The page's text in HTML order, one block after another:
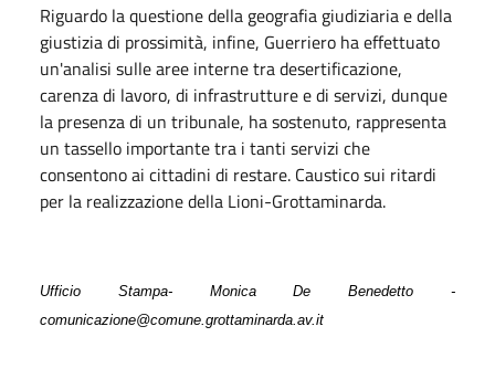
Riguardo la questione della geografia giudiziaria e della
giustizia di prossimità, infine, Guerriero ha effettuato
un'analisi sulle aree interne tra desertificazione,
carenza di lavoro, di infrastrutture e di servizi, dunque
la presenza di un tribunale, ha sostenuto, rappresenta
un tassello importante tra i tanti servizi che
consentono ai cittadini di restare. Caustico sui ritardi
per la realizzazione della Lioni-Grottaminarda.
Ufficio Stampa- Monica De Benedetto -
comunicazione@comune.grottaminarda.av.it